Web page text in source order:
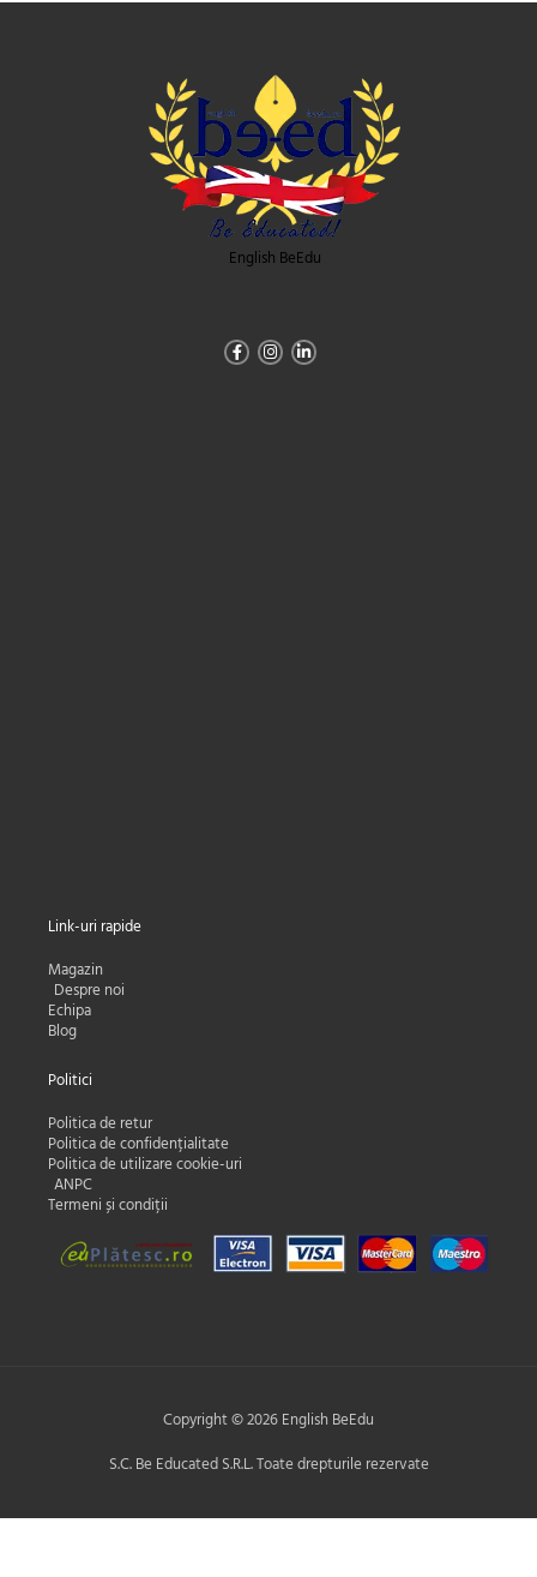
English BeEdu
Link-uri rapide
Magazin
Despre noi
Echipa
Blog
Politici
Politica de retur
Politica de confidențialitate
Politica de utilizare cookie-uri
ANPC
Termeni și condiții
Copyright © 2026 English BeEdu
S.C. Be Educated S.R.L. Toate drepturile rezervate